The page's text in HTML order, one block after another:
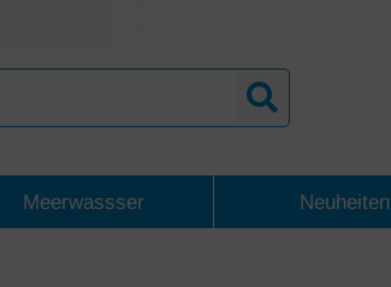
Meerwassser Neuheiten